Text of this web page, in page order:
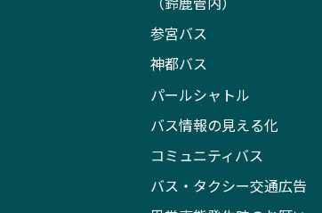
参宮バス
神都バス
パールシャトル
バス情報の見える化
コミュニティバス
バス・タクシー交通広告